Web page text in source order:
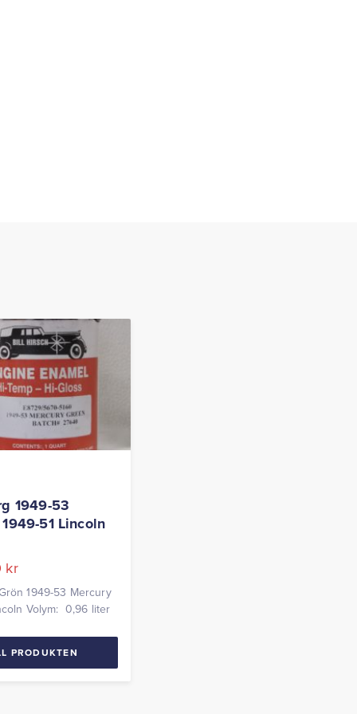
1949-53
51 Lincoln
kr
1949-53 Mercury
Volym: 0,96 liter
PRODUKTEN